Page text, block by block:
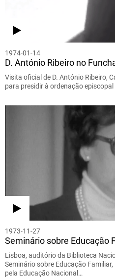
1974-01-14
D. António Ribeiro no
Visita oficial de D. António Ribeiro,
para presidir à ordenação
1973-11-27
Seminário sobre Educação
Lisboa, auditório da Biblioteca
Seminário sobre Educação
pela Educação Nacional…